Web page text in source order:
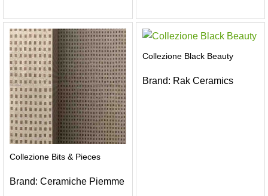
Collezione Bits & Pieces
Brand: Ceramiche Piemme
Collezione Black Beauty
Brand: Rak Ceramics